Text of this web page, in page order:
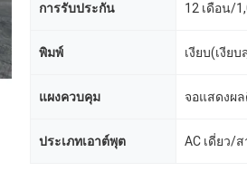
การรับประกัน 12 เดือน/
พิมพ์
แผงควบคุม
ประเภทเอาต์พุต AC เดี่ยว/